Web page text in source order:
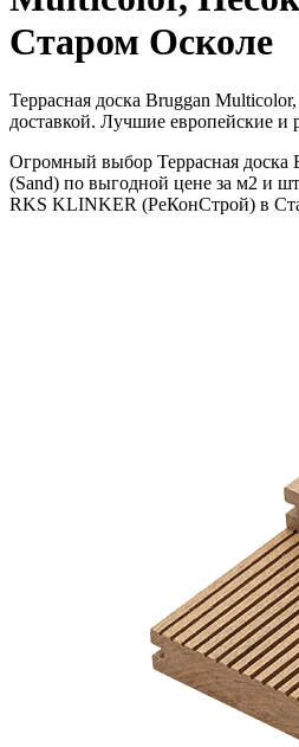
Старом Осколе
Террасная доска Bruggan
доставкой. Лучшие европейские и
Огромный выбор Террасная доска
(Sand) по выгодной цене за м2 и
RKS KLINKER (РеКонСтрой) в